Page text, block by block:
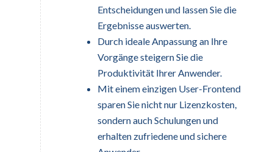
Entscheidungen und lassen Sie die
Ergebnisse auswerten.
Durch ideale Anpassung an Ihre
Vorgänge steigern Sie die
Produktivität Ihrer Anwender.
Mit einem einzigen User-Frontend
sparen Sie nicht nur Lizenzkosten,
sondern auch Schulungen und
erhalten zufriedene und sichere